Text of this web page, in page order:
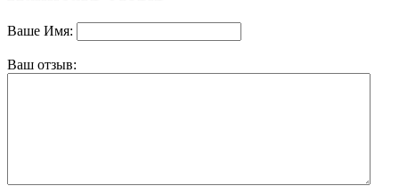
Ваше Имя:
Ваш отзыв: